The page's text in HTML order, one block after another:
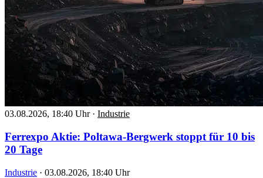
03.08.2026, 18:40 Uhr · Industrie
Ferrexpo Aktie: Poltawa-Bergwerk stoppt für 10 bis
20 Tage
Industrie · 03.08.2026, 18:40 Uhr